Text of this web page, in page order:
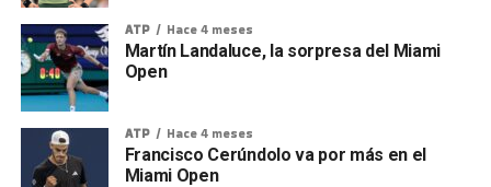
ATP Hace 4 meses
Martín Landaluce, la sorpresa del Miami
Open
ATP Hace 4 meses
Francisco Cerúndolo va por más en el
Miami Open